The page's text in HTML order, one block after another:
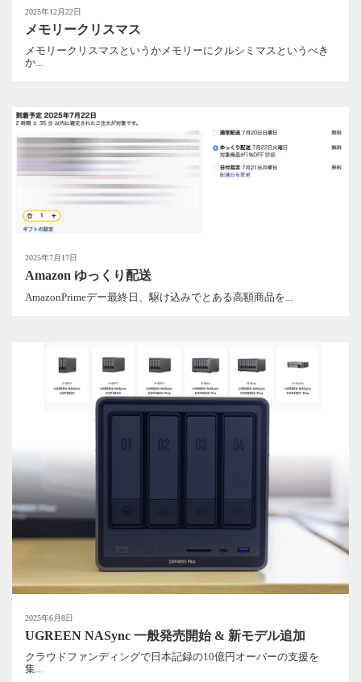
2025年12月22日
メモリークリスマス
メモリークリスマスというかメモリーにクルシミマスというべき
か...
2025年7月17日
Amazon ゆっくり配送
AmazonPrimeデー最終日、駆け込みでとある高額商品を...
2025年6月8日
UGREEN NASync 一般発売開始 & 新モデル追加
クラウドファンディングで日本記録の10億円オーバーの支援を
集...